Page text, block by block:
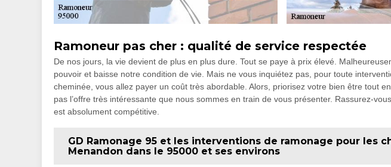
Ramoneur pas cher : qualité de service respectée
De nos jours, la vie devient de plus en plus dure. Tout se paye à prix élevé.
pouvoir et baisse notre condition de vie. Mais ne vous inquiétez pas, pour toute
cheminée, vous allez payer un coût très abordable. Alors, priorisez votre bien être tout
pas l’offre très intéressante que nous sommes en train de vous présenter. Rassurez-
est absolument compétitive.
GD Ramonage 95 et les interventions de ramonage pour les
Menandon dans le 95000 et ses environs